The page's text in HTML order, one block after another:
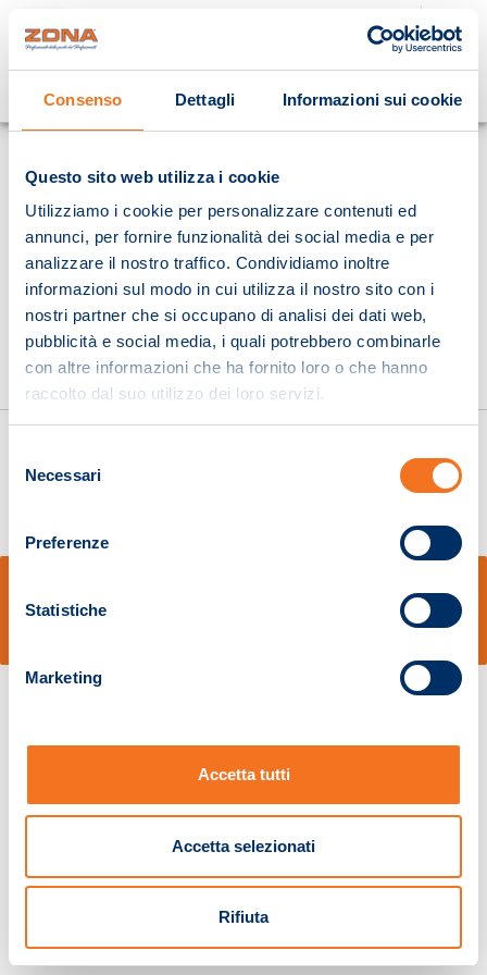
Consenso Dettagli Informazioni sui cookie
Questo sito web utilizza i cookie
Utilizziamo i cookie per personalizzare contenuti ed
annunci, per fornire funzionalità dei social media e per
analizzare il nostro traffico. Condividiamo inoltre
informazioni sul modo in cui utilizza il nostro sito con i
nostri partner che si occupano di analisi dei dati web,
pubblicità e social media, i quali potrebbero combinarle
con altre informazioni che ha fornito loro o che hanno
raccolto dal suo utilizzo dei loro servizi.
delNecessari
Preferenze
Statistiche
Marketing
Accetta tutti
Accetta selezionati
Rifiuta
Cosa stai cercando?
Pistoia 01680210505 – R.E.A. n.155974 - Cap.Soc. € 2.000.000,00 i.v. La
Società adotta il Codice Etico D.lgs. 231/01